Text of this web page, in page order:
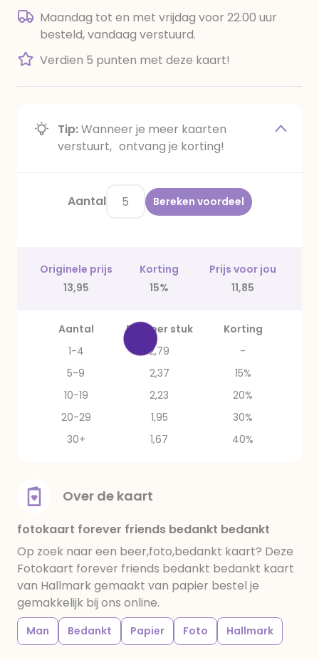
Maandag tot en met vrijdag voor 22.00 uur
besteld, vandaag verstuurd.
Verdien 5 punten met deze kaart!
Tip:Wanneer je meer kaarten
verstuurt, ontvang je korting!
Aantal Bereken voordeel
Originele prijs Korting
Prijs voor jou
13,95
15% 11,85
Aantal Prijs per stuk
Korting
1-4
2,79
-
5-9
2,37
15%
10-19
2,23
20%
20-29
1,95
30%
30+
1,67 40%
Over de kaart
fotokaart forever friends bedankt bedankt
Op zoek naar een beer,foto,bedankt kaart? Deze
Fotokaart forever friends bedankt bedankt kaart
van Hallmark gemaakt van papier bestel je
gemakkelijk bij ons online.
Man Bedankt Papier Foto Hallmark